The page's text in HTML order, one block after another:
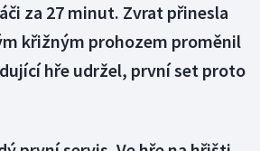
za 27 minut. Zvrat přinesla
křižným prohozem proměnil
hře udržel, první set proto